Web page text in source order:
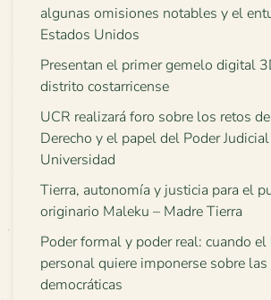
algunas omisiones notables y el
Estados Unidos
Presentan el primer gemelo digital
distrito costarricense
UCR realizará foro sobre los retos
Derecho y el papel del Poder
Universidad
Tierra, autonomía y justicia para el
originario Maleku – Madre Tierra
Poder formal y poder real: cuando el
personal quiere imponerse sobre
democráticas